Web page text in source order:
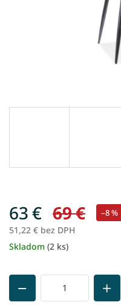
69 € –8 %
63 €
51,22 € bez DPH
Jednotková
Skladom (2 ks)